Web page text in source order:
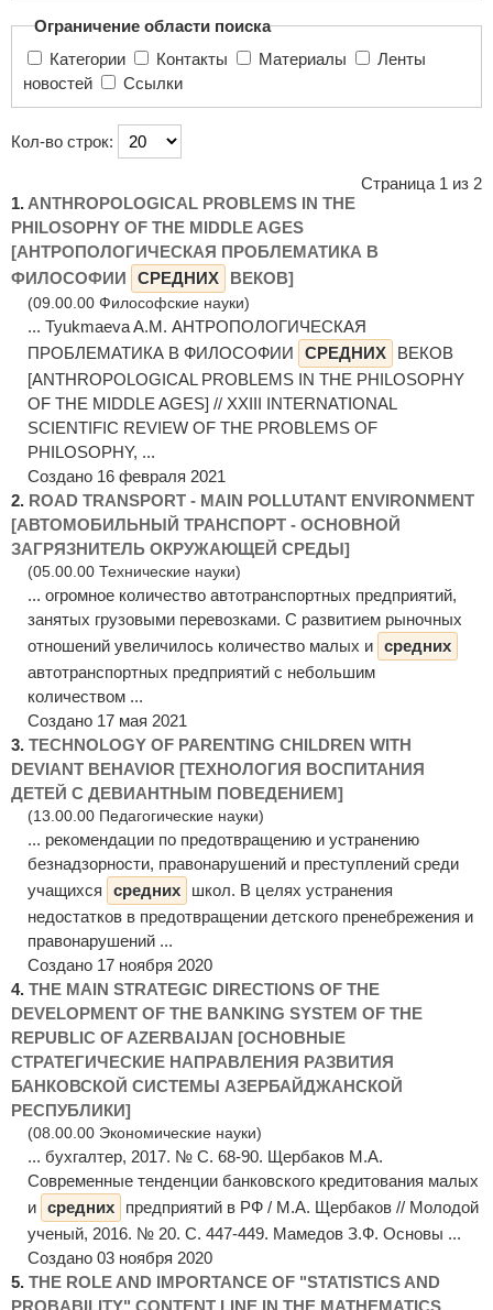
Ограничение области поиска
Категории
Контакты Материалы
новостей
Ссылки
Кол-во строк:
Страница 1 из 2
1. ANTHROPOLOGICAL PROBLEMS IN THE
PHILOSOPHY OF THE MIDDLE AGES
[АНТРОПОЛОГИЧЕСКАЯ ПРОБЛЕМАТИКА В
ФИЛОСОФИИ
СРЕДНИХ ВЕКОВ]
(09.00.00 Философские науки)
... Tyukmaeva A.M. АНТРОПОЛОГИЧЕСКАЯ
ПРОБЛЕМАТИКА В ФИЛОСОФИИ
СРЕДНИХ
ВЕКОВ
[ANTHROPOLOGICAL PROBLEMS IN THE PHILOSOPHY
OF THE MIDDLE AGES] // XXIII INTERNATIONAL
SCIENTIFIC REVIEW OF THE PROBLEMS OF
PHILOSOPHY, ...
Создано 16 февраля 2021
2. ROAD TRANSPORT - MAIN POLLUTANT ENVIRONMENT
[АВТОМОБИЛЬНЫЙ ТРАНСПОРТ - ОСНОВНОЙ
ЗАГРЯЗНИТЕЛЬ ОКРУЖАЮЩЕЙ СРЕДЫ]
(05.00.00 Технические науки)
... огромное количество автотранспортных предприятий,
занятых грузовыми перевозками. С развитием рыночных
отношений увеличилось количество малых и средних
автотранспортных предприятий с небольшим
количеством ...
Создано 17 мая 2021
3. TECHNOLOGY OF PARENTING CHILDREN WITH
DEVIANT BEHAVIOR [ТЕХНОЛОГИЯ ВОСПИТАНИЯ
ДЕТЕЙ С ДЕВИАНТНЫМ ПОВЕДЕНИЕМ]
(13.00.00 Педагогические науки)
... рекомендации по предотвращению и устранению
безнадзорности, правонарушений и преступлений среди
учащихся
средних
школ. В целях устранения
недостатков в предотвращении детского пренебрежения и
правонарушений ...
Создано 17 ноября 2020
4. THE MAIN STRATEGIC DIRECTIONS OF THE
DEVELOPMENT OF THE BANKING SYSTEM OF THE
REPUBLIC OF AZERBAIJAN [ОСНОВНЫЕ
СТРАТЕГИЧЕСКИЕ НАПРАВЛЕНИЯ РАЗВИТИЯ
БАНКОВСКОЙ СИСТЕМЫ АЗЕРБАЙДЖАНСКОЙ
РЕСПУБЛИКИ]
(08.00.00 Экономические науки)
... бухгалтер, 2017. № С. 68-90. Щербаков М.А.
Современные тенденции банковского кредитования малых
и средних
предприятий в РФ / М.А. Щербаков // Молодой
ученый, 2016. № 20. С. 447-449. Мамедов З.Ф. Основы ...
Создано 03 ноября 2020
5. THE ROLE AND IMPORTANCE OF "STATISTICS AND
PROBABILITY" CONTENT LINE IN THE MATHEMATICS